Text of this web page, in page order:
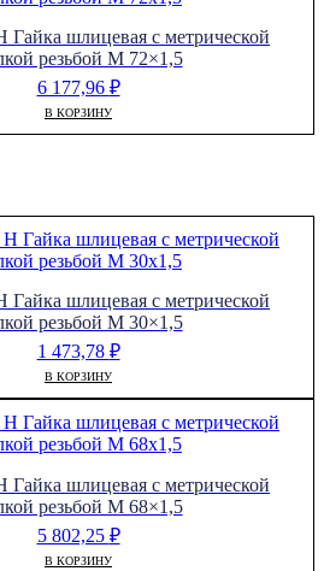
Гайка шлицевая с метрической
резьбой M 72×1,5
6 177,96 ₽
В КОРЗИНУ
Гайка шлицевая с метрической
резьбой M 30×1,5
1 473,78 ₽
В КОРЗИНУ
Гайка шлицевая с метрической
резьбой M 68×1,5
5 802,25 ₽
В КОРЗИНУ